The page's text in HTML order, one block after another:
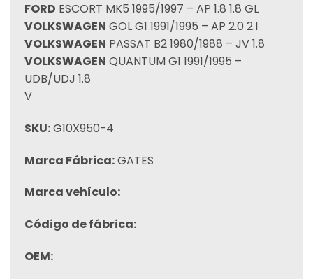
FORD ESCORT MK5 1995/1997 – AP 1.8 1.8 GL
VOLKSWAGEN GOL G1 1991/1995 – AP 2.0 2.I
VOLKSWAGEN PASSAT B2 1980/1988 – JV 1.8
VOLKSWAGEN QUANTUM G1 1991/1995 –
UDB/UDJ 1.8
V
SKU:G10X950-4
Marca Fábrica:GATES
Marca vehículo:
Código de fábrica:
OEM: